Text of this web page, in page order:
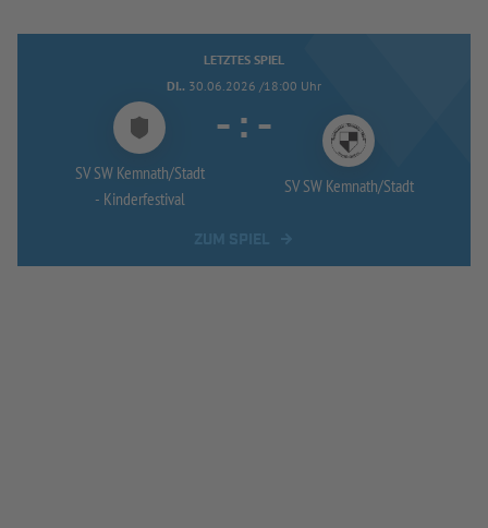
LETZTES SPIEL
DI.. 30.06.2026 /18:00 Uhr
SV SW Kemnath/Stadt
- Kinderfestival
- : -
SV SW Kemnath/Stadt